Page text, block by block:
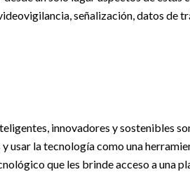
señalización, datos de
innovadores y sostenibles
usar la tecnología como una
que les brinde acceso a una